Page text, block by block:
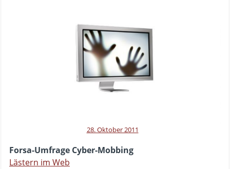
28. Oktober 2011
Forsa-Umfrage Cyber-Mobbing
Lästern im Web